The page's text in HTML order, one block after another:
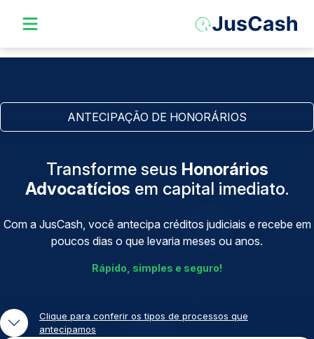
ANTECIPAÇÃO DE HONORÁRIOS
Transforme seus Honorários
Advocatícios em capital imediato.
Com a JusCash, você antecipa créditos judiciais e recebe em
poucos dias o que levaria meses ou anos.
Rápido, simples e seguro!
Clique para conferir os tipos de processos que
antecipamos